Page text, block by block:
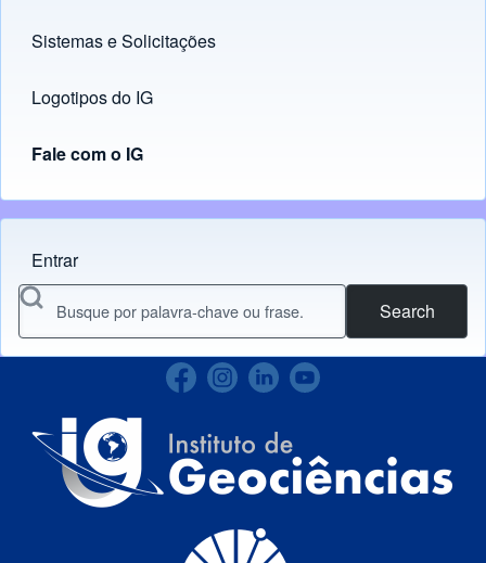
Sistemas e Solicitações
(opens in new tab)
Logotipos do IG
(opens in new tab)
Fale com o IG
Menu do usuário
Entrar
Search